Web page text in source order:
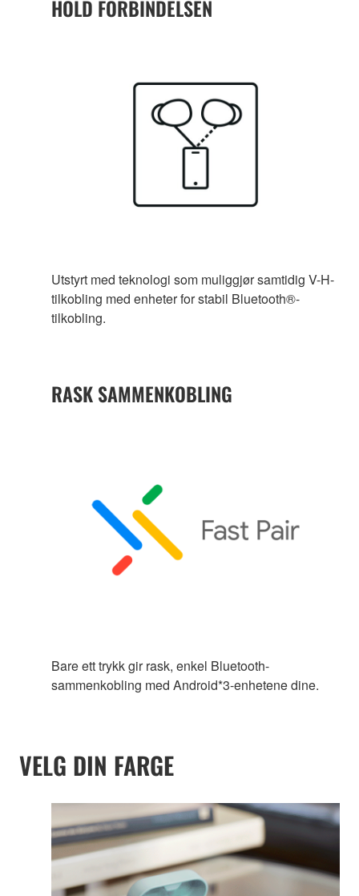
HOLD FORBINDELSEN
Utstyrt med teknologi som muliggjør samtidig V-H-
tilkobling med enheter for stabil Bluetooth®-
tilkobling.
RASK SAMMENKOBLING
Bare ett trykk gir rask, enkel Bluetooth-
sammenkobling med Android*3-enhetene dine.
VELG DIN FARGE